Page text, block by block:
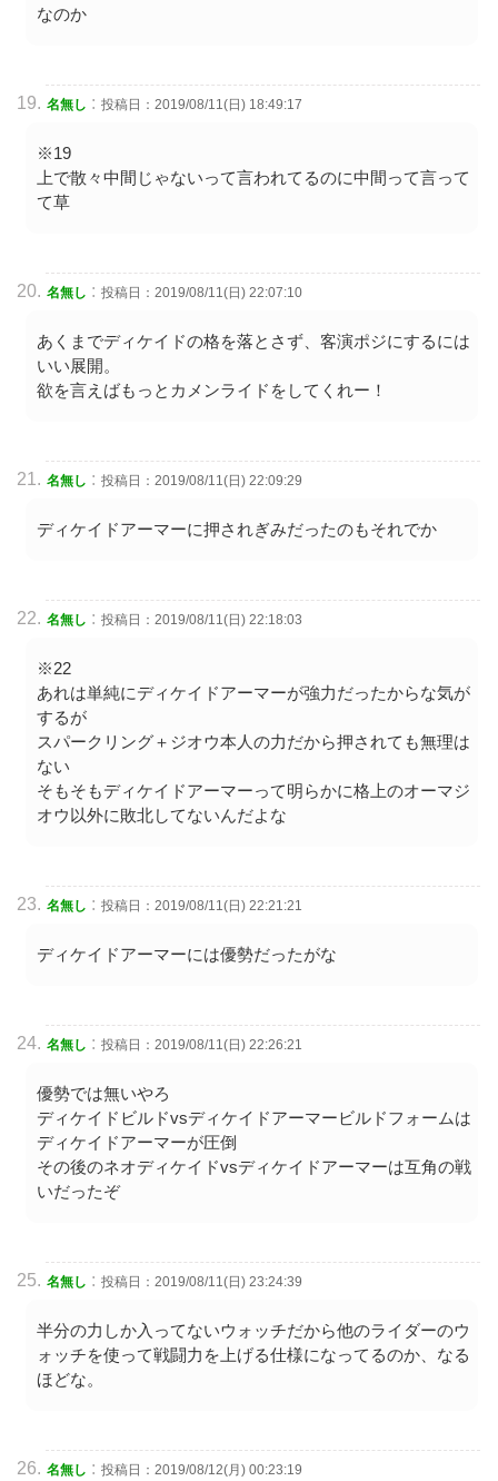
なのか
名無し : 投稿日：2019/08/11(日) 18:49:17
※19
上で散々中間じゃないって言われてるのに中間って言って
て草
名無し : 投稿日：2019/08/11(日) 22:07:10
あくまでディケイドの格を落とさず、客演ポジにするには
いい展開。
欲を言えばもっとカメンライドをしてくれー！
名無し : 投稿日：2019/08/11(日) 22:09:29
ディケイドアーマーに押されぎみだったのもそれでか
名無し : 投稿日：2019/08/11(日) 22:18:03
※22
あれは単純にディケイドアーマーが強力だったからな気が
するが
スパークリング＋ジオウ本人の力だから押されても無理は
ない
そもそもディケイドアーマーって明らかに格上のオーマジ
オウ以外に敗北してないんだよな
名無し : 投稿日：2019/08/11(日) 22:21:21
ディケイドアーマーには優勢だったがな
名無し : 投稿日：2019/08/11(日) 22:26:21
優勢では無いやろ
ディケイドビルドvsディケイドアーマービルドフォームは
ディケイドアーマーが圧倒
その後のネオディケイドvsディケイドアーマーは互角の戦
いだったぞ
名無し : 投稿日：2019/08/11(日) 23:24:39
半分の力しか入ってないウォッチだから他のライダーのウ
ォッチを使って戦闘力を上げる仕様になってるのか、なる
ほどな。
名無し : 投稿日：2019/08/12(月) 00:23:19